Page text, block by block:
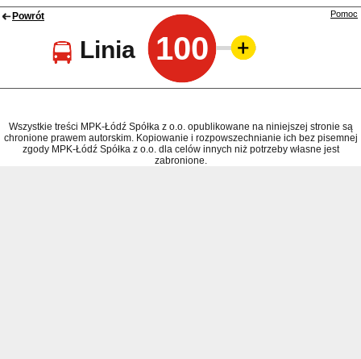
Powrót
Linia 100
Pomoc
Wszystkie treści MPK-Łódź Spółka z o.o. opublikowane na niniejszej stronie są
chronione prawem autorskim. Kopiowanie i rozpowszechnianie ich bez pisemnej
zgody MPK-Łódź Spółka z o.o. dla celów innych niż potrzeby własne jest
zabronione.